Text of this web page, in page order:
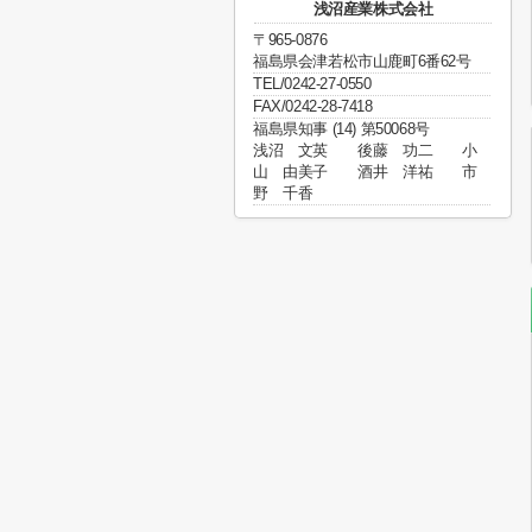
浅沼産業株式会社
〒965-0876
福島県会津若松市山鹿町6番62号
TEL/0242-27-0550
FAX/0242-28-7418
福島県知事 (14) 第50068号
浅沼 文英 後藤 功二 小
山 由美子 酒井 洋祐 市
野 千香